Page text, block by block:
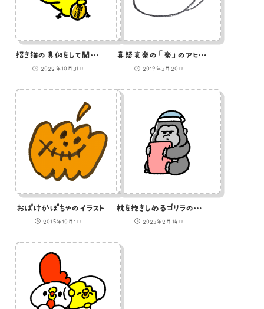
招き猫の真似をして開運を招こうとしているひよこ
2022年10月31日
喜怒哀楽の「楽」のアヒルのイラスト
2019年3月20日
おばけかぼちゃのイラスト
2015年10月1日
枕を抱きしめるゴリラのイラスト
2023年2月14日